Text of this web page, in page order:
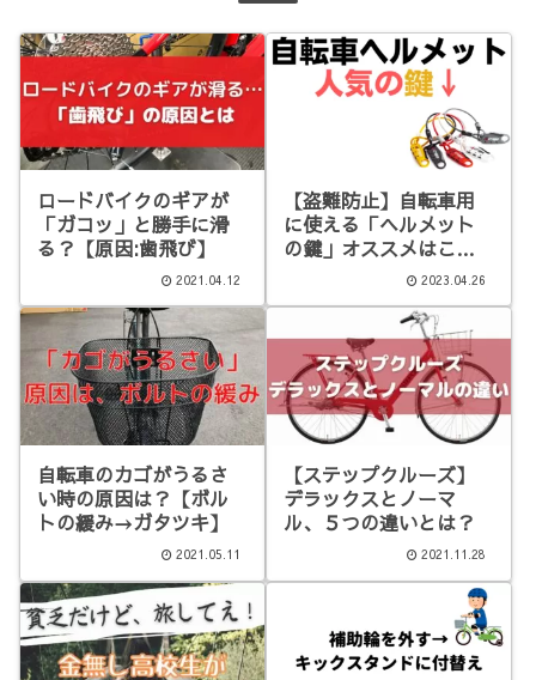
ロードバイクのギアが
「ガコッ」と勝手に滑
る？【原因:歯飛び】
2021.04.12
【盗難防止】自転車用
に使える「ヘルメット
の鍵」オススメはこ
2023.04.26
自転車のカゴがうるさ
い時の原因は？【ボル
トの緩み→ガタツキ】
2021.05.11
【ステップクルーズ】
デラックスとノーマ
ル、５つの違いとは？
2021.11.28